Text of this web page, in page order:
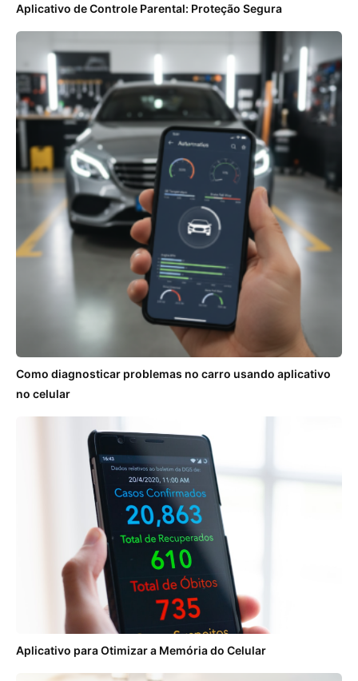
Aplicativo de Controle Parental: Proteção Segura
Como diagnosticar problemas no carro usando aplicativo
no celular
Aplicativo para Otimizar a Memória do Celular